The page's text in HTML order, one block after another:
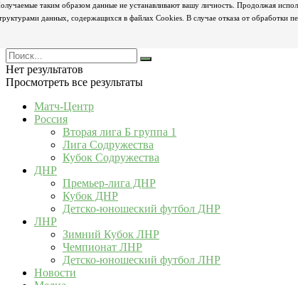
таким образом данные не устанавливают вашу личность. Продолжая
данных, содержащихся в файлах Cookies. В случае отказа от обработки
Нет результатов
Просмотреть все результаты
Матч-Центр
Россия
Вторая лига Б группа 1
Лига Содружества
Кубок Содружества
ДНР
Премьер-лига ДНР
Кубок ДНР
Детско-юношеский футбол ДНР
ЛНР
Зимний Кубок ЛНР
Чемпионат ЛНР
Детско-юношеский футбол ЛНР
Новости